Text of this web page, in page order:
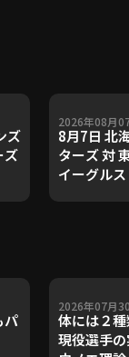
ズ
ズ
2026年08月
8月7日 北
ターズ 対
イーグル
パ
2026年07月
体には２
現役選手